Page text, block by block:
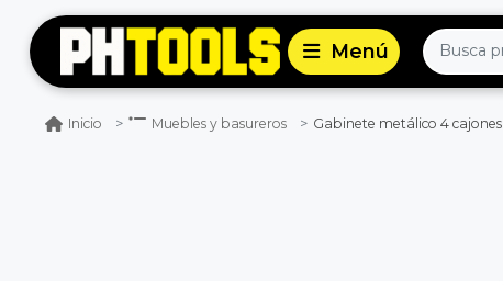
Inicio Muebles y basureros Gabinete metálico 4 cajones